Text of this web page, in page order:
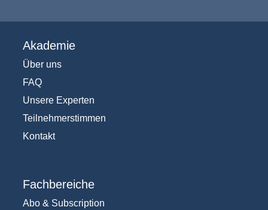
Akademie
Über uns
FAQ
Unsere Experten
Teilnehmerstimmen
Kontakt
Fachbereiche
Abo & Subscription